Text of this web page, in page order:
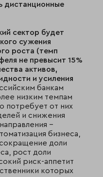
дистанционные
сектор будет
сужения
роста (темп
не превысит 15%
активов,
и усиления
банкам
низким темпам
потребует от них
и снижения
–
бизнеса,
доли
рост доли
риск-аппетит
которых